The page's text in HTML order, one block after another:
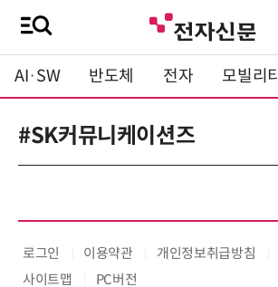
AI·SW 반도체 전자 모빌리티
#SK커뮤니케이션즈
로그인 이용약관 개인정보취급방침
사이트맵
PC버전